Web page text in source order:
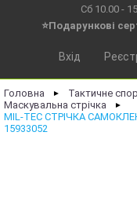
Сб 10.00 -
⭐Подарункові
Вхід
Головна ► Тактичне
Маскувальна стрічка ►
MIL-TEC СТРІЧКА
15933052